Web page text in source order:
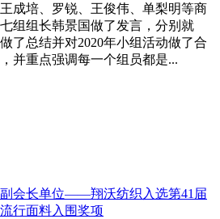
成培、罗锐、王俊伟、单梨明等商
组组长韩景国做了发言，分别就
了总结并对2020年小组活动做了合
并重点强调每一个组员都是...
会长单位——翔沃纺织入选第41届
流行面料入围奖项